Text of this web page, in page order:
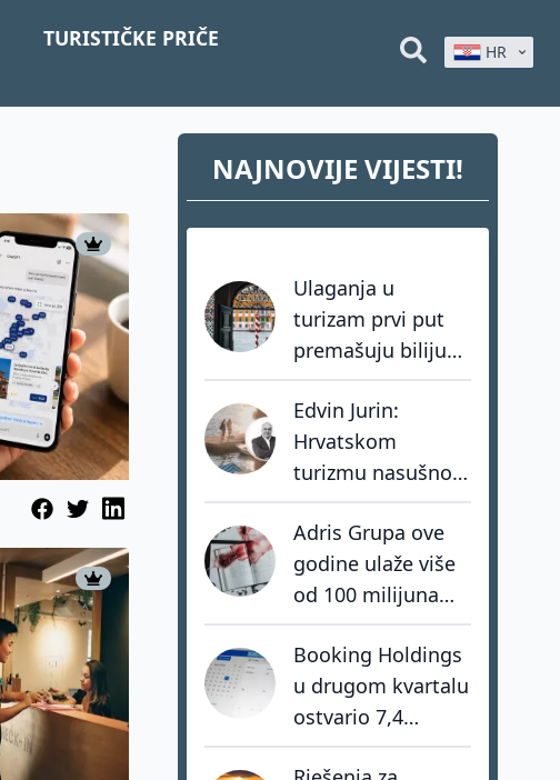
TURISTIČKE PRIČE
HR
NAJNOVIJE VIJESTI!
Ulaganja u
turizam prvi put
premašuju bilijun
dolara: investitori
biraju destinacije s
dugoročnom
vizijom
Edvin Jurin:
Hrvatskom
turizmu nasušno
nedostaju
hrabrost, stav i -
akcija
Adris Grupa ove
godine ulaže više
od 100 milijuna
eura u turistički
portfelj
Booking Holdings
u drugom kvartalu
ostvario 7,4
milijarde dolara